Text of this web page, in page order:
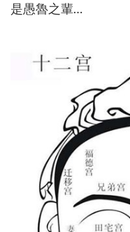
是愚魯之輩…